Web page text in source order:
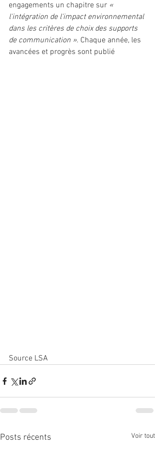
engagements un chapitre sur «
l'intégration de l'impact environnemental
dans les critères de choix des supports
de communication ». Chaque année, les
avancées et progrès sont publié
Source LSA
Posts récents Voir tout